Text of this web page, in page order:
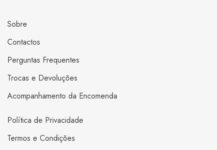
Sobre
Contactos
Perguntas Frequentes
Trocas e Devoluções
Acompanhamento da Encomenda
Política de Privacidade
Termos e Condições